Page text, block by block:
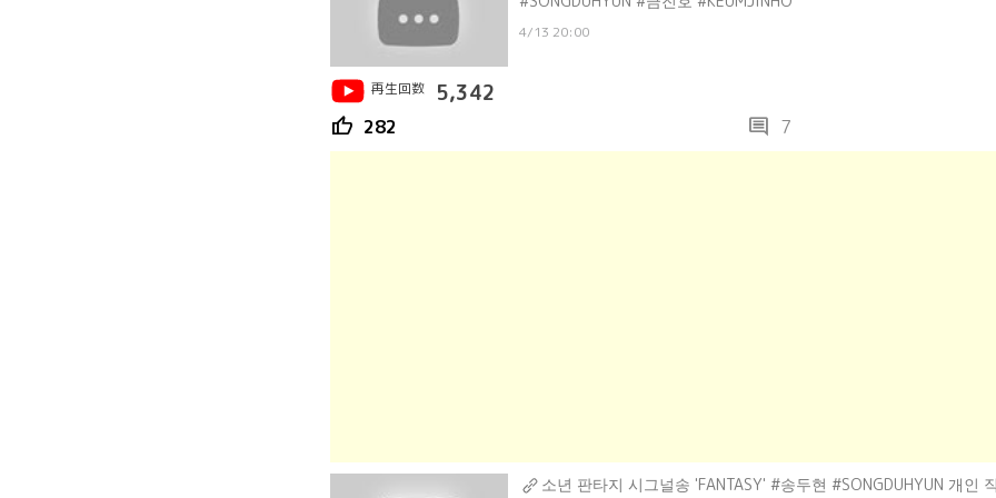
4/13 20:00
再生回数 5,342
thumb_up 282 comment 7
소년 판타지 시그널송 'FANTASY' #송두현